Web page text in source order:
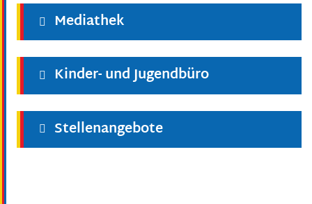
Mediathek
Kinder- und Jugendbüro
Stellenangebote